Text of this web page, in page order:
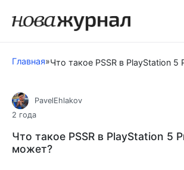
Главная»
PavelEhlakov
2 года
Что такое PSSR в PlayStation 5
может?